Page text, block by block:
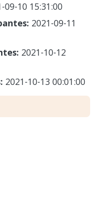
09-10 15:31:00
2021-09-11
2021-10-12
2021-10-13 00:01:00